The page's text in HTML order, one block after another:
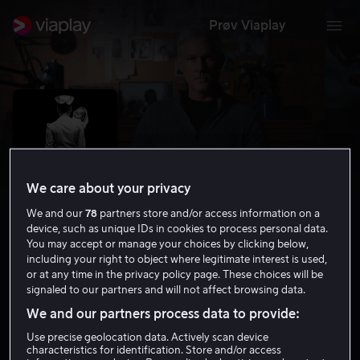
Prøv Viaplay
The Lost Sons
7.3 Dokumentarfilmer 2021 1 t 34 min
HD
We care about your privacy
We and our78 partners store and/or access information on a
device, such as unique IDs in cookies to process personal data.
You may accept or manage your choices by clicking below,
including your right to object where legitimate interest is used,
or at any time in the privacy policy page. These choices will be
signaled to our partners and will not affect browsing data.
We and our partners process data to provide:
Use precise geolocation data. Actively scan device
characteristics for identification. Store and/or access